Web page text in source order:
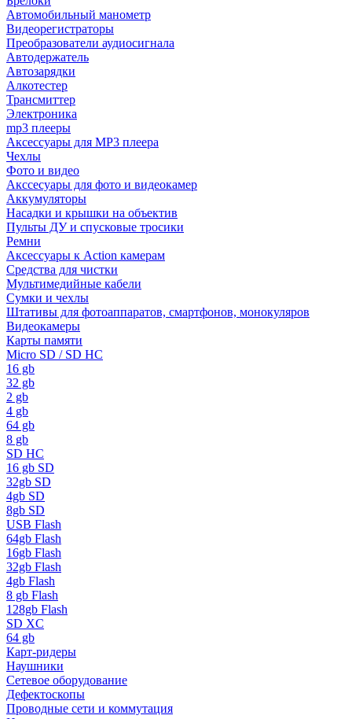
Автомобильный манометр
Видеорегистраторы
Преобразователи аудиосигнала
Автодержатель
Автозарядки
Алкотестер
Трансмиттер
Электроника
mp3 плееры
Аксессуары для MP3 плеера
Чехлы
Фото и видео
Акссесуары для фото и видеокамер
Аккумуляторы
Насадки и крышки на объектив
Пульты ДУ и спусковые тросики
Ремни
Аксессуары к Action камерам
Средства для чистки
Мультимедийные кабели
Сумки и чехлы
Штативы для фотоаппаратов, смартфонов, монокуляров
Видеокамеры
Карты памяти
Micro SD / SD HC
16 gb
32 gb
2 gb
4 gb
64 gb
8 gb
SD HC
16 gb SD
32gb SD
4gb SD
8gb SD
USB Flash
64gb Flash
16gb Flash
32gb Flash
4gb Flash
8 gb Flash
128gb Flash
SD XC
64 gb
Карт-ридеры
Наушники
Сетевое оборудование
Дефектоскопы
Проводные сети и коммутация